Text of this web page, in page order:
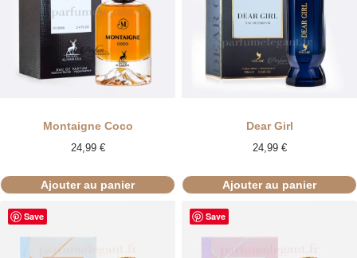
Montaigne Coco
24,99 €
Ajouter au panier
Dear Girl
24,99 €
Ajouter au panier
Save Save